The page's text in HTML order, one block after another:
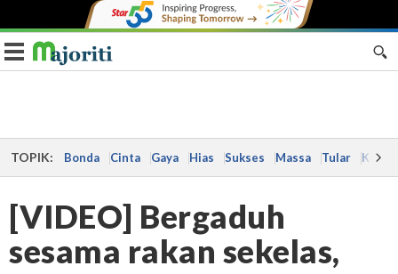
Toggle navigation
TOPIK: Bonda Cinta Gaya Hias Sukses Massa Tular Kes
[VIDEO] Bergaduh
sesama rakan sekelas,